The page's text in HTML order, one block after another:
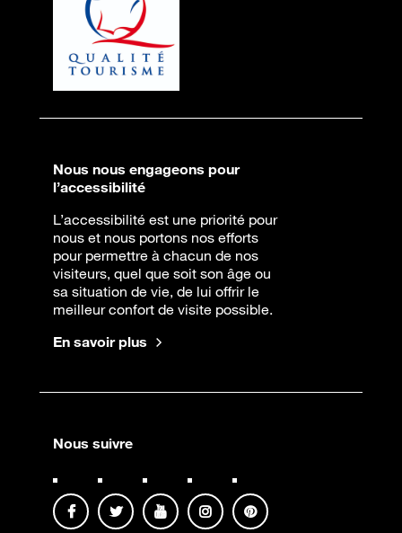
Nous nous engageons pour
l’accessibilité
L’accessibilité est une priorité pour
nous et nous portons nos efforts
pour permettre à chacun de nos
visiteurs, quel que soit son âge ou
sa situation de vie, de lui offrir le
meilleur confort de visite possible.
En savoir plus
Nous suivre